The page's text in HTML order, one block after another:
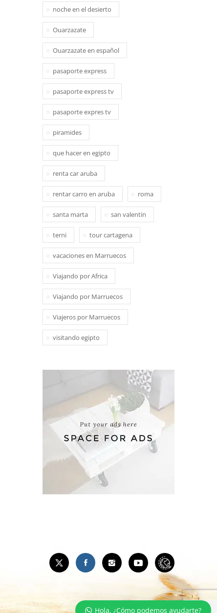
noche en el desierto
Ouarzazate
Ouarzazate en español
pasaporte express
pasaporte express tv
pasaporte expres tv
piramides
que hacer en egipto
renta car aruba
rentar carro en aruba roma
santa marta san valentin
terni tour cartagena
vacaciones en Marruecos
Viajando por Africa
Viajando por Marruecos
Viajeros por Marruecos
visitando egipto
Hola, ¿Cómo podemos ayudarte?